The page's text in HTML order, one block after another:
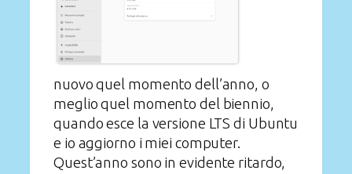
nuovo quel momento dell’anno, o
meglio quel momento del biennio,
quando esce la versione LTS di Ubuntu
e io aggiorno i miei computer.
Quest’anno sono in evidente ritardo,